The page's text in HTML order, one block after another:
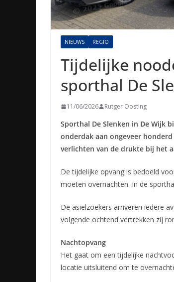
NIEUWS REGIO
Tijdelijke
sporthal De
11/06/2026 Rutger Oosting
Sporthal De Slenken in De Wijk
onderdak aan ongeveer
verlichten van de drukte bij het
De tijdelijke opvang is bedoeld
moeten overnachten. In de
De asielzoekers arriveren iedere
volgende ochtend vertrekken zij
Nachtopvang
Het gaat om een tijdelijke
locatie uitsluitend om te